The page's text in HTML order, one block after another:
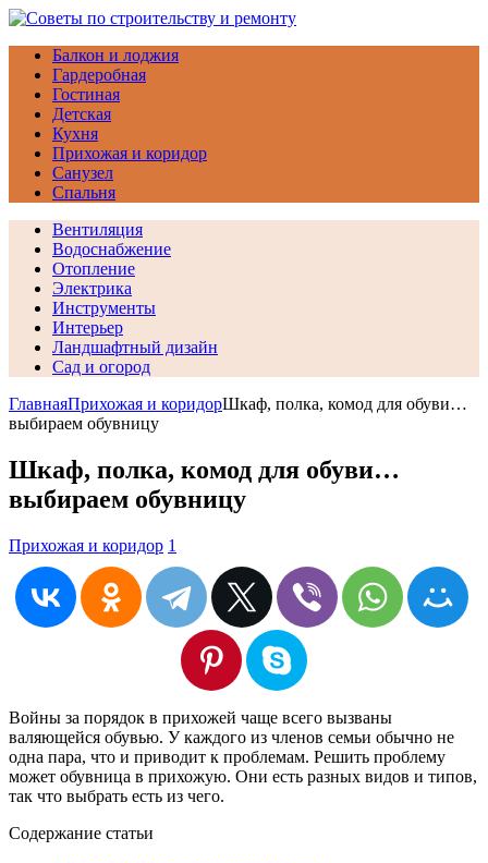
Балкон и лоджия
Гардеробная
Гостиная
Детская
Кухня
Прихожая и коридор
Санузел
Спальня
Вентиляция
Водоснабжение
Отопление
Электрика
Инструменты
Интерьер
Ландшафтный дизайн
Сад и огород
ГлавнаяПрихожая и коридорШкаф, полка, комод для обуви…
выбираем обувницу
Шкаф, полка, комод для обуви…
выбираем обувницу
Прихожая и коридор 1
Войны за порядок в прихожей чаще всего вызваны
валяющейся обувью. У каждого из членов семьи обычно не
одна пара, что и приводит к проблемам. Решить проблему
может обувница в прихожую. Они есть разных видов и типов,
так что выбрать есть из чего.
Содержание статьи